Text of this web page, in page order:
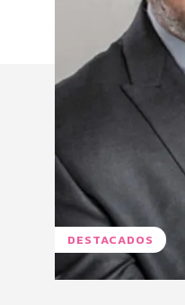
DESTACADOS